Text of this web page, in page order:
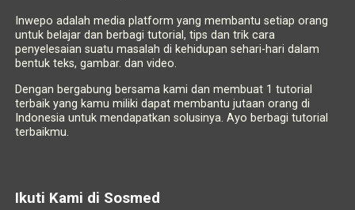
Inwepo adalah media platform yang membantu setiap orang
untuk belajar dan berbagi tutorial, tips dan trik cara
penyelesaian suatu masalah di kehidupan sehari-hari dalam
bentuk teks, gambar. dan video.
Dengan bergabung bersama kami dan membuat 1 tutorial
terbaik yang kamu miliki dapat membantu jutaan orang di
Indonesia untuk mendapatkan solusinya. Ayo berbagi tutorial
terbaikmu.
Ikuti Kami di Sosmed